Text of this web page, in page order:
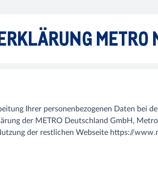
METRO
Ihrer personenbezogenen Daten bei
der METRO Deutschland GmbH,
der restlichen Webseite https://